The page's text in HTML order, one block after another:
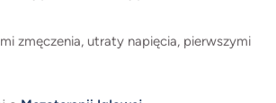
zmęczenia, utraty napięcia, pierwszymi